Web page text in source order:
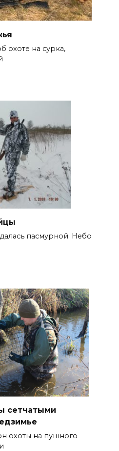
охоте на сурка,
пасмурной. Небо
сетчатыми
охоты на пушного